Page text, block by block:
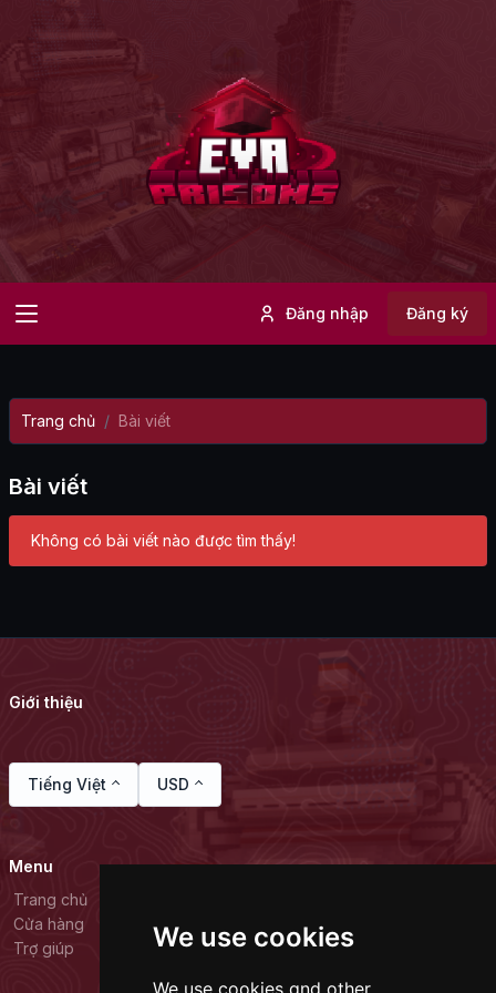
We use cookies
We use cookies and other
Đăng nhập Đăng ký
Trang chủ Bài viết
Bài viết
Không có bài viết nào được tìm thấy!
Giới thiệu
Tiếng Việt USD
Menu
Trang chủ
Cửa hàng
Trợ giúp